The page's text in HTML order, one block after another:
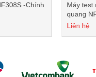
-Chính
Máy test
quang
kiểm tra
Liên hệ